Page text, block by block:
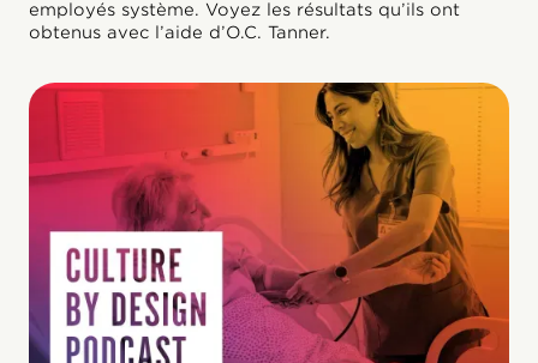
employés système. Voyez les résultats qu’ils ont
obtenus avec l’aide d’O.C. Tanner.